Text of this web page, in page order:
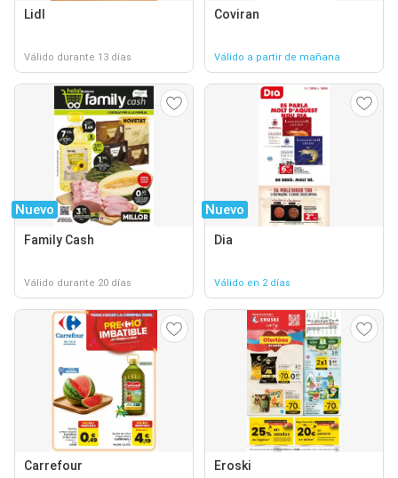
Lidl
Válido durante 13 días
Coviran
Válido a partir de mañana
Nuevo
Family Cash
Válido durante 20 días
Nuevo
Dia
Válido en 2 días
Carrefour Eroski